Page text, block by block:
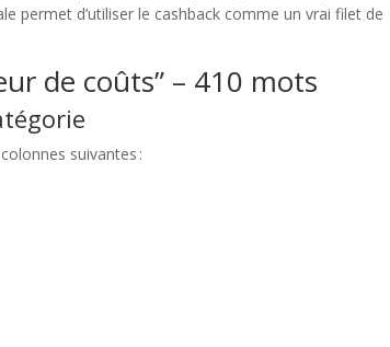
permet d’utiliser le cashback comme un vrai filet de
de coûts” – 410 mots
suivantes :